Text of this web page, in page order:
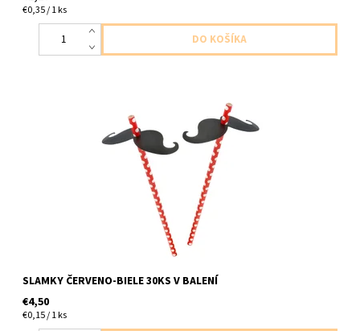
€0,35 / 1 ks
30ks papierove slamky
SLAMKY ČERVENO-BIELE 30KS V BALENÍ
€4,50
€0,15 / 1 ks